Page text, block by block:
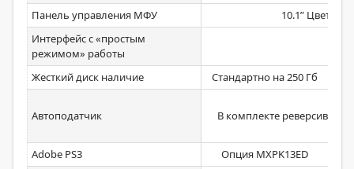
Панель управления МФУ
10.1”
Интерфейс с «простым
режимом» работы
Жесткий диск наличие
Стандартно на 250 Гб
Автоподатчик В комплекте реверсивный
Adobe PS3
Опция MXPK13ED